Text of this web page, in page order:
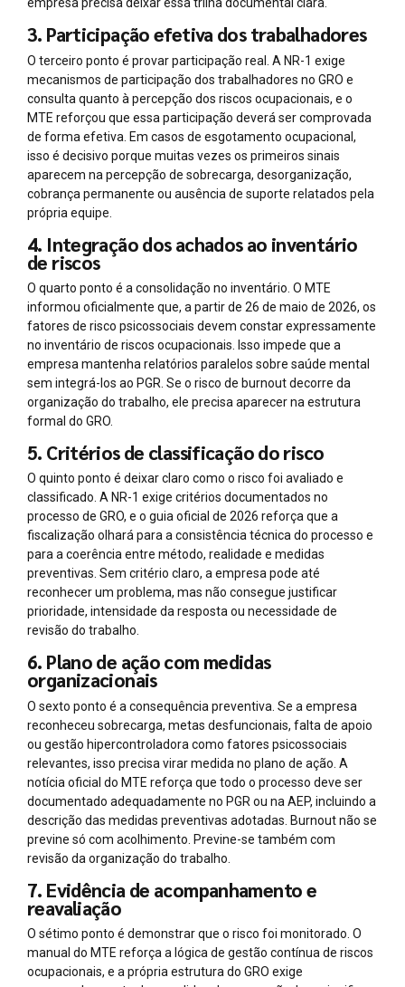
empresa precisa deixar essa trilha documental clara.
3. Participação efetiva dos trabalhadores
O terceiro ponto é provar participação real. A NR-1 exige
mecanismos de participação dos trabalhadores no GRO e
consulta quanto à percepção dos riscos ocupacionais, e o
MTE reforçou que essa participação deverá ser comprovada
de forma efetiva. Em casos de esgotamento ocupacional,
isso é decisivo porque muitas vezes os primeiros sinais
aparecem na percepção de sobrecarga, desorganização,
cobrança permanente ou ausência de suporte relatados pela
própria equipe.
4. Integração dos achados ao inventário
de riscos
O quarto ponto é a consolidação no inventário. O MTE
informou oficialmente que, a partir de 26 de maio de 2026, os
fatores de risco psicossociais devem constar expressamente
no inventário de riscos ocupacionais. Isso impede que a
empresa mantenha relatórios paralelos sobre saúde mental
sem integrá-los ao PGR. Se o risco de burnout decorre da
organização do trabalho, ele precisa aparecer na estrutura
formal do GRO.
5. Critérios de classificação do risco
O quinto ponto é deixar claro como o risco foi avaliado e
classificado. A NR-1 exige critérios documentados no
processo de GRO, e o guia oficial de 2026 reforça que a
fiscalização olhará para a consistência técnica do processo e
para a coerência entre método, realidade e medidas
preventivas. Sem critério claro, a empresa pode até
reconhecer um problema, mas não consegue justificar
prioridade, intensidade da resposta ou necessidade de
revisão do trabalho.
6. Plano de ação com medidas
organizacionais
O sexto ponto é a consequência preventiva. Se a empresa
reconheceu sobrecarga, metas desfuncionais, falta de apoio
ou gestão hipercontroladora como fatores psicossociais
relevantes, isso precisa virar medida no plano de ação. A
notícia oficial do MTE reforça que todo o processo deve ser
documentado adequadamente no PGR ou na AEP, incluindo a
descrição das medidas preventivas adotadas. Burnout não se
previne só com acolhimento. Previne-se também com
revisão da organização do trabalho.
7. Evidência de acompanhamento e
reavaliação
O sétimo ponto é demonstrar que o risco foi monitorado. O
manual do MTE reforça a lógica de gestão contínua de riscos
ocupacionais, e a própria estrutura do GRO exige